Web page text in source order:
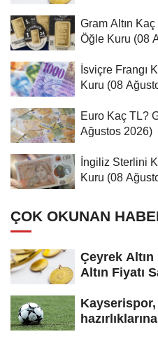
Gram Altın
Öğle Kuru (08
İsviçre Frangı
Kuru (08
Euro Kaç TL?
Ağustos 2026)
İngiliz Sterlini
Kuru (08
ÇOK OKUNAN
Çeyrek
Altın Fiyatı
Kayserispor,